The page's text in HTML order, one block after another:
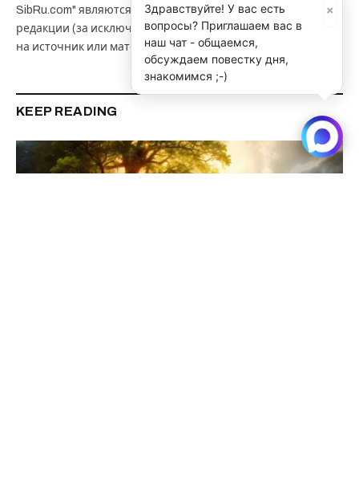
SibRu.com" являются результатом коллективной работы
редакции (за исключением случаев, если указана ссылка
на источник или материал помечен как рекламный).
KEEP READING
×
Здравствуйте! У вас есть
вопросы? Приглашаем вас в
наш чат - общаемся,
обсуждаем повестку дня,
знакомимся ;-)